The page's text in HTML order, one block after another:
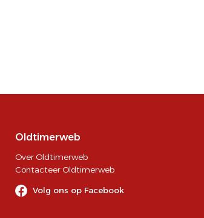
Oldtimerweb
Over Oldtimerweb
Contacteer Oldtimerweb
Volg ons op Facebook